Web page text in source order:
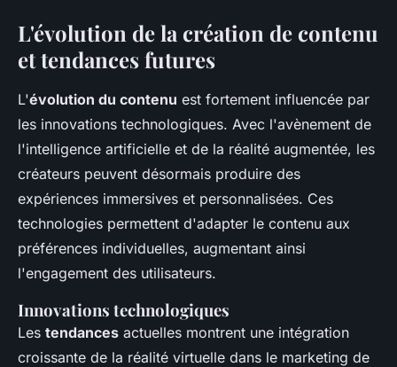
L'évolution de la création de contenu
et tendances futures
L'évolution du contenu est fortement influencée par
les innovations technologiques. Avec l'avènement de
l'intelligence artificielle et de la réalité augmentée, les
créateurs peuvent désormais produire des
expériences immersives et personnalisées. Ces
technologies permettent d'adapter le contenu aux
préférences individuelles, augmentant ainsi
l'engagement des utilisateurs.
Innovations technologiques
Les tendances actuelles montrent une intégration
croissante de la réalité virtuelle dans le marketing de